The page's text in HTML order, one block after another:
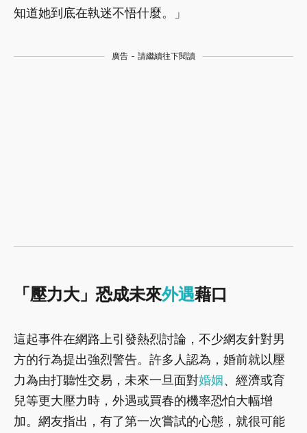
知道她到底在執迷不悟什麼。」
廣告 - 請繼續往下閱讀
「壓力大」恐成未來外遇藉口
這起事件在網路上引發熱烈討論，不少網友針對男
方的行為提出強烈警告。許多人認為，婚前就以壓
力為由打聽性交易，未來一旦面對婚姻、經濟或育
兒等更大壓力時，外遇或買春的機率恐怕大幅增
加。網友指出，有了第一次嘗試的心態，就很可能